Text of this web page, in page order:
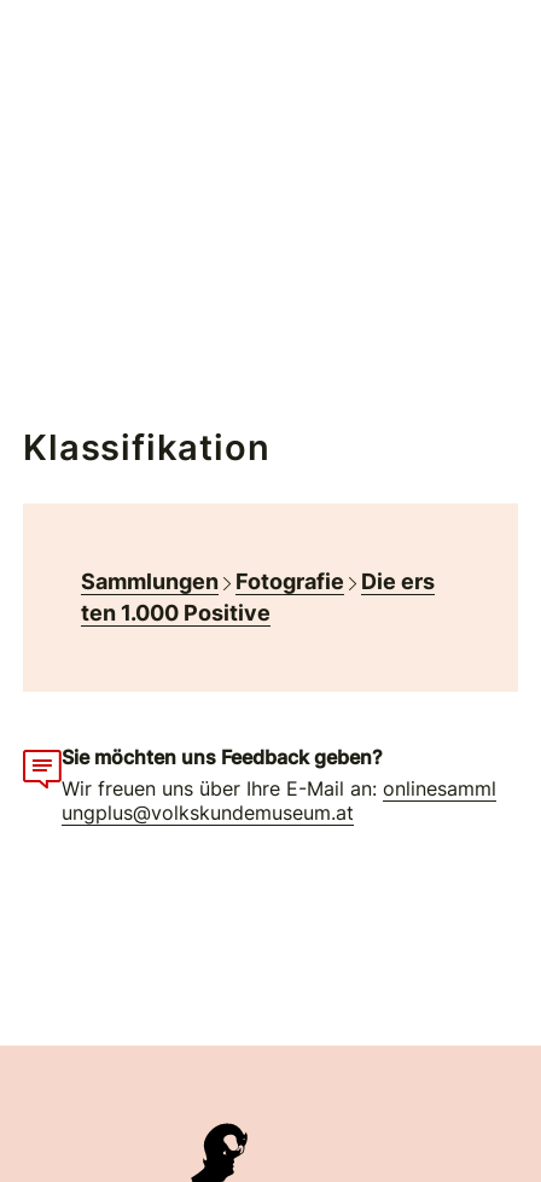
Klassifikation
Sammlungen Fotografie
Die ers
ten 1.000 Positive
Sie möchten uns Feedback geben?
Wir freuen uns über Ihre E-Mail an:onlinesamml
ungplus@volkskundemuseum.at